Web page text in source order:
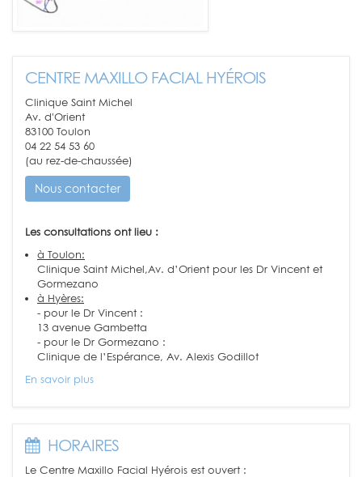
CENTRE MAXILLO FACIAL HYÉROIS
Clinique Saint Michel
Av. d'Orient
83100 Toulon
04 22 54 53 60
(au rez-de-chaussée)
Nous contacter
Les consultations ont lieu :
à Toulon:
Clinique Saint Michel,Av. d’Orient pour les Dr Vincent et
Gormezano
à Hyères:
- pour le Dr Vincent :
13 avenue Gambetta
- pour le Dr Gormezano :
Clinique de l’Espérance, Av. Alexis Godillot
En savoir plus
HORAIRES
Le Centre Maxillo Facial Hyérois est ouvert :